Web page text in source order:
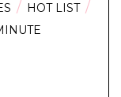
HOT LIST